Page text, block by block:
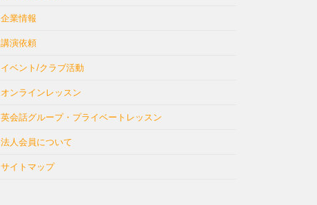
企業情報
講演依頼
イベント/クラブ活動
オンラインレッスン
英会話グループ・プライベートレッスン
法人会員について
サイトマップ